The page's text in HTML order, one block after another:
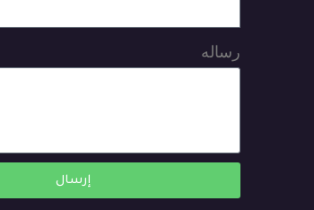
رساله
إرسال